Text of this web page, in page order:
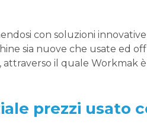
con soluzioni
sia nuove che usate ed
il quale
prezzi usato